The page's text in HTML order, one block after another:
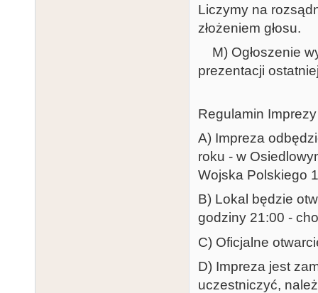
Liczymy na
złożeniem głosu.
M) Ogłoszenie
prezentacji
Regulamin Imprezy
A) Impreza
roku - w
Wojska Polskiego
B) Lokal będzie
godziny 21:00 -
C) Oficjalne
D) Impreza jest
uczestniczyć,